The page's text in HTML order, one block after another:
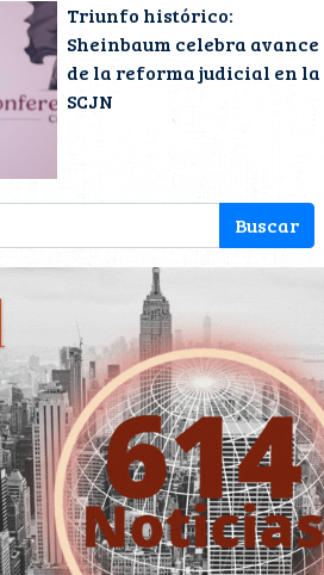
Triunfo histórico:
Sheinbaum celebra avance
de la reforma judicial en la
SCJN